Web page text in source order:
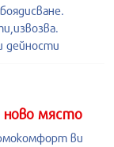
дейности
място
ви